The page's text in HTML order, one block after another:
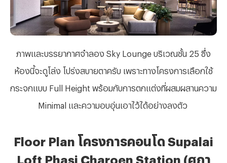
ภาพและบรรยากาศจำลอง Sky Lounge บริเวณชั้น 25 ซึ่ง
ห้องนี้จะดูโล่ง โปร่งสบายตาครับ เพราะทางโครงการเลือกใช้
กระจกแบบ Full Height พร้อมกับการตกแต่งที่ผสมผสานความ
Minimal และความอบอุ่นเอาไว้ได้อย่างลงตัว
Floor Plan โครงการคอนโด Supalai
Loft Phasi Charoen Station (ศุภา